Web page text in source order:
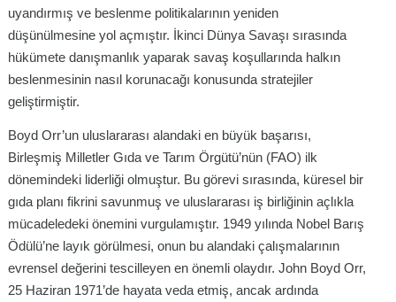
uyandırmış ve beslenme politikalarının yeniden
düşünülmesine yol açmıştır. İkinci Dünya Savaşı sırasında
hükümete danışmanlık yaparak savaş koşullarında halkın
beslenmesinin nasıl korunacağı konusunda stratejiler
geliştirmiştir.
Boyd Orr’un uluslararası alandaki en büyük başarısı,
Birleşmiş Milletler Gıda ve Tarım Örgütü’nün (FAO) ilk
dönemindeki liderliği olmuştur. Bu görevi sırasında, küresel bir
gıda planı fikrini savunmuş ve uluslararası iş birliğinin açlıkla
mücadeledeki önemini vurgulamıştır. 1949 yılında Nobel Barış
Ödülü’ne layık görülmesi, onun bu alandaki çalışmalarının
evrensel değerini tescilleyen en önemli olaydır. John Boyd Orr,
25 Haziran 1971’de hayata veda etmiş, ancak ardında